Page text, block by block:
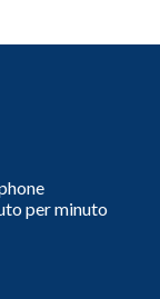
per minuto